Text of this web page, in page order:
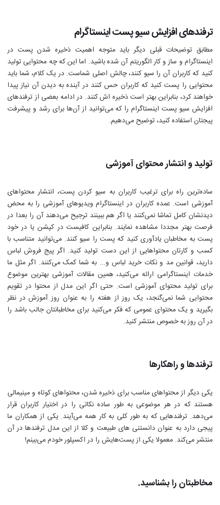
ترفندهای افزایش سیو پست اینستاگرام
مطابق توضیحات قبلی دیگر باید متوجه اهمیت ذخیره شدن پست در
اینستاگرام و ساز و کار الگوریتم آن شده باشید. اما این که چه محتوایی تولید
کنید که کاربران آن را سیو کنند، چالش اصلی شماست. در یک کلام، شما باید
محتوایی را پست کنید که کاربران حس کنند در آینده به دیدن آن نیاز پیدا
خواهند کرد، بنابراین بهتر است ذخیره اش کنند. در ادامه بعضی از ترفندهای
افزایش سیو پست اینستاگرام را که می‌توانید از آن‌ها برای رشد و پیشرفت
پیجتان استفاده کنید، توضیح می‌دهیم.
تولید و انتشار محتوای آموزشی
ساده‌ترین راه برای ترغیب کاربران به سیو کردن پست، انتشار محتواهای
آموزشی است. عمده کاربران در اینستاگرام ویدیوهای آموزشی را به محض
دیدنشان کامل تماشا نمی‌کنند یا اگر هم ببینند ترجیح می‌دهند آن را بعدا در
فرصت بهتر مجددا مشاهده نمایند. بنابراین کافیست در کپشن یا در خود
پست به مخاطبان یادآوری کنید که پست را سیو کنند. می‌توانید متناسب با
کسب و کارتان محتواهایی از این دست تولید کنید. اگر پیج فروش لباس
دارید، قوانین مد و نکات خرید لباس و... به شما کمک می‌کنند. اگر مثل ما
خدمات اینستاگرامی ارائه می‌کنید، همین مقالات آموزشی بهترین موضوع
برای تولید محتوای آموزشی است. حتی اگر این مدل از محتوا در تقویم
محتوایی شما نمی‌گنجد، یک روز از هفته را به عنوان روز آموزش در نظر
بگیرید و یک محتوای عمومی که فکر می‌کنید برای مخاطبانتان جالب باشد را
در آن روز به خصوص منتشر کنید.
ترفندها و راهکارها
یکی دیگر از محتواهای مناسب برای ذخیره شدن، محتواهای کوتاه و مینیمالی
هستند که در هر موضوعی به طور ساده نکاتی را در اختیار کاربران قرار
می‌دهد. ترفندهایی که به طور کلی به کار همه می‌آیند. یکی از همکاران ما
پیجی دارد به عنوان دانستنی های طبیعت و کلا از این مدل ترفندها در آن
منتشر می‌کند. معمولا یکی از پست‌هایش را در اکسپلور خودم می‌بینم!
مخاطبتان را بشناسید.